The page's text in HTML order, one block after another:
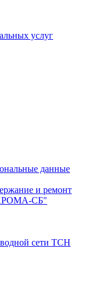
услуг
данные
и ремонт
СБ"
сети ТСН